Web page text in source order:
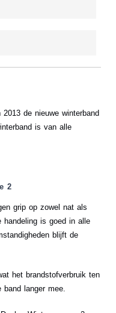
de nieuwe winterband
is van alle
2
grip op zowel nat als
handeling is goed in alle
blijft de
het brandstofverbruik ten
band langer mee.